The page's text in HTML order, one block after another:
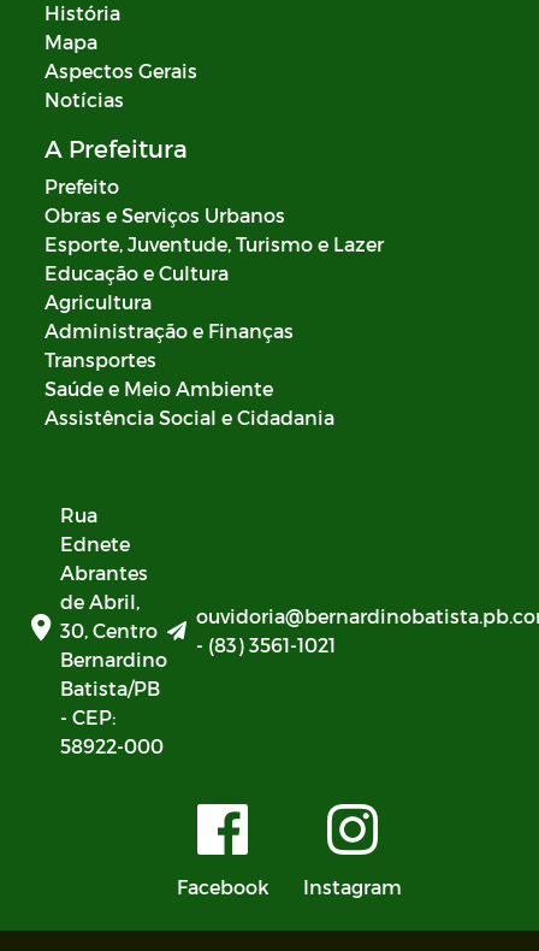
História
Mapa
Aspectos Gerais
Notícias
A Prefeitura
Prefeito
Obras e Serviços Urbanos
Esporte, Juventude, Turismo e Lazer
Educação e Cultura
Agricultura
Administração e Finanças
Transportes
Saúde e Meio Ambiente
Assistência Social e Cidadania
Rua
Ednete
Abrantes
de Abril,
30, Centro
Bernardino
Batista/PB
- CEP:
58922-000
- (83) 3561-1021
Facebook Instagram